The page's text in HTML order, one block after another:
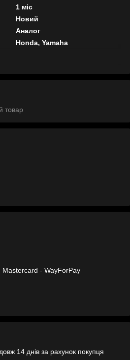
1 міс
Новий
Аналог
Honda, Yamaha
товар
- WayForPay
14 днів за рахунок покупця